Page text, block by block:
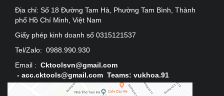
Địa chỉ: Số 18 Đường Tam Hà, Phường Tam Bình, Thành
phố Hồ Chí Minh, Việt Nam
Giấy phép kinh doanh số 0315121537
Tel/Zalo: 0988.990.930
Email : Cktoolsvn@gmail.com
- acc.cktools@gmail.com Teams: vukhoa.91